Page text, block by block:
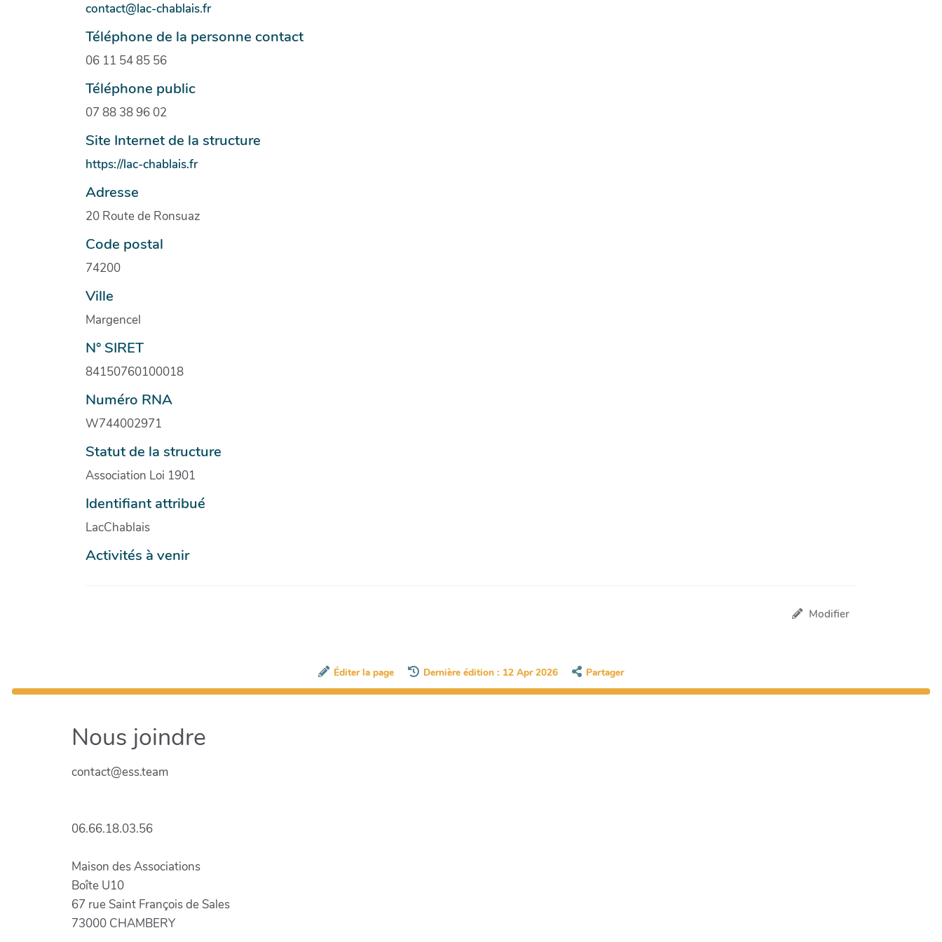
contact@lac-chablais.fr
Téléphone de la personne contact
06 11 54 85 56
Téléphone public
‭07 88 38 96 02‬
Site Internet de la structure
https://lac-chablais.fr
Adresse
20 Route de Ronsuaz
Code postal
74200
Ville
Margencel
N° SIRET
84150760100018
Numéro RNA
W744002971
Statut de la structure
Association Loi 1901
Identifiant attribué
LacChablais
Activités à venir
Modifier
Éditer la page Dernière édition : 12 Apr 2026 Partager
Nous joindre
contact@ess.team
06.66.18.03.56
Maison des Associations
Boîte U10
67 rue Saint François de Sales
73000 CHAMBERY